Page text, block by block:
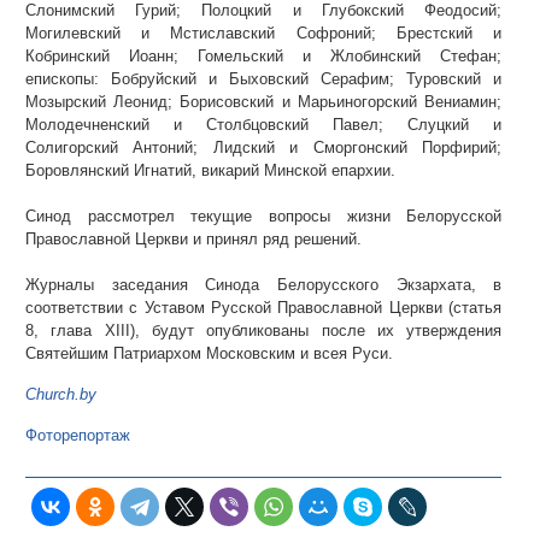
Слонимский Гурий; Полоцкий и Глубокский Феодосий;
Могилевский и Мстиславский Софроний; Брестский и
Кобринский Иоанн; Гомельский и Жлобинский Стефан;
епископы: Бобруйский и Быховский Серафим; Туровский и
Мозырский Леонид; Борисовский и Марьиногорский Вениамин;
Молодечненский и Столбцовский Павел; Слуцкий и
Солигорский Антоний; Лидский и Сморгонский Порфирий;
Боровлянский Игнатий, викарий Минской епархии.
Синод рассмотрел текущие вопросы жизни Белорусской
Православной Церкви и принял ряд решений.
Журналы заседания Синода Белорусского Экзархата, в
соответствии с Уставом Русской Православной Церкви (статья
8, глава XIII), будут опубликованы после их утверждения
Святейшим Патриархом Московским и всея Руси.
Church.by
Фоторепортаж